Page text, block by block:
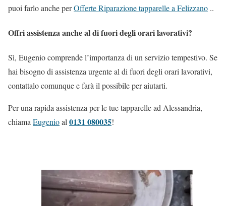
puoi farlo anche perOfferte Riparazione tapparelle a Felizzano ..
Offri assistenza anche al di fuori degli orari lavorativi?
Sì, Eugenio comprende l’importanza di un servizio tempestivo. Se
hai bisogno di assistenza urgente al di fuori degli orari lavorativi,
contattalo comunque e farà il possibile per aiutarti.
Per una rapida assistenza per le tue tapparelle ad Alessandria,
chiamaEugenioal0131 080035!